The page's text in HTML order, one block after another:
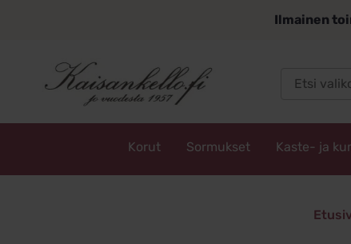
Ilmainen
Korut Sormukset Kaste- ja
herkät